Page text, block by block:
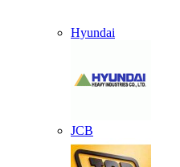
Hyundai
JCB